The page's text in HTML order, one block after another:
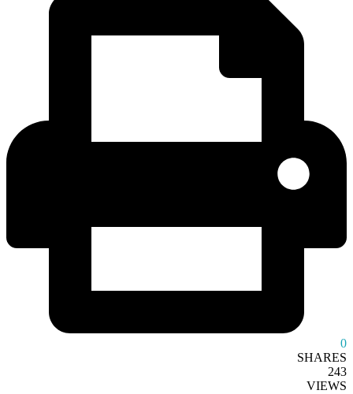
0
SHARES
243
VIEWS